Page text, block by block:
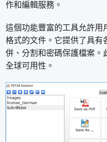
作和編輯服務。
這個功能豐富的工具允許用
格式的文件。它提供了具有
併、分割和密碼保護檔案。
全球可用性。